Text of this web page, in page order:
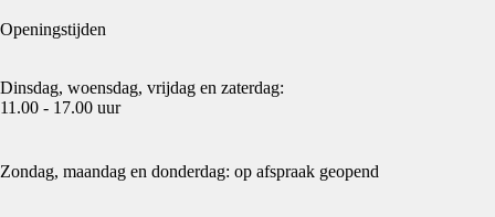
Openingstijden
Dinsdag, woensdag, vrijdag en zaterdag:
11.00 - 17.00 uur
Zondag, maandag en donderdag: op afspraak geopend